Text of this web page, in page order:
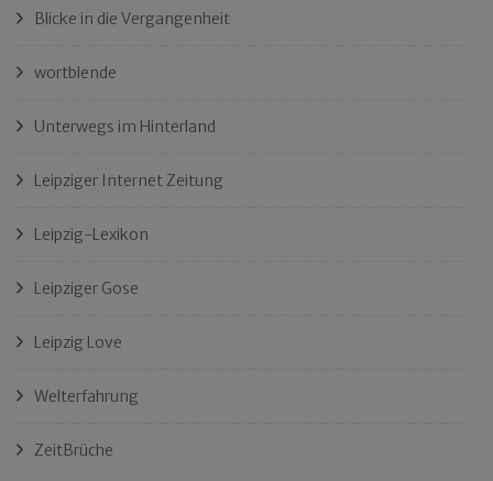
Blicke in die Vergangenheit
wortblende
Unterwegs im Hinterland
Leipziger Internet Zeitung
Leipzig-Lexikon
Leipziger Gose
Leipzig Love
Welterfahrung
ZeitBrüche